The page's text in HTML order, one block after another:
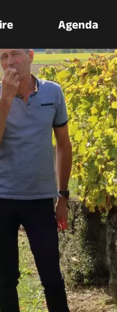
Agenda